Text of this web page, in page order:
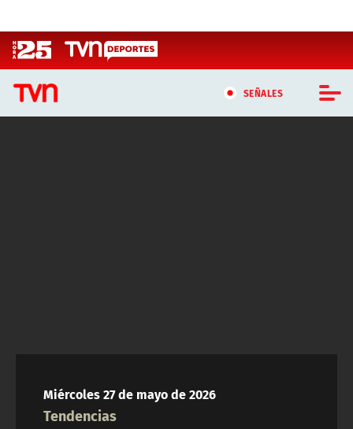
SEÑALES
ACTUALIDAD Y TENDENCIAS
Miércoles 27 de mayo de 2026
Tendencias